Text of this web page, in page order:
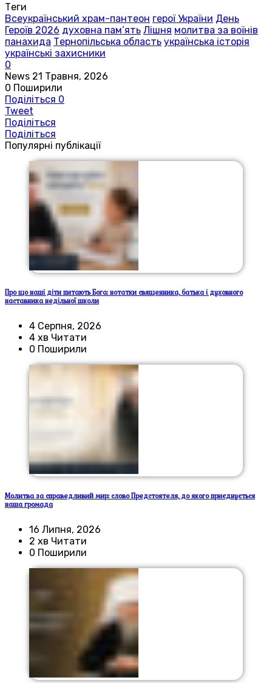
Теги
Всеукраїнський храм-пантеон герої України День
Героїв 2026 духовна пам’ять Лішня молитва за воїнів
панахида Тернопільська область українська історія
українські захисники
0
News 21 Травня, 2026
0 Поширили
Поділіться 0
Tweet
Поділіться
Поділіться
Популярні публікації
Про що наші діти питають Бога: нотатки священника, батька і духовного
наставника недільної школи
4 Серпня, 2026
4 хв Читати
0 Поширили
Молитва за справедливий мир: слово Предстоятеля, до якого приєднується
наша громада
16 Липня, 2026
2 хв Читати
0 Поширили